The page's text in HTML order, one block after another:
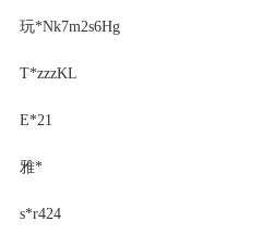
玩*Nk7m2s6Hg
T*zzzKL
E*21
雅*
s*r424